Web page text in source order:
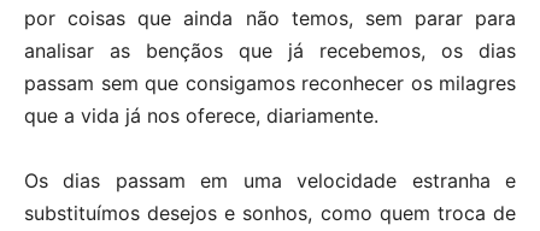
por coisas que ainda não temos, sem parar para
analisar as bençãos que já recebemos, os dias
passam sem que consigamos reconhecer os milagres
que a vida já nos oferece, diariamente.
Os dias passam em uma velocidade estranha e
substituímos desejos e sonhos, como quem troca de